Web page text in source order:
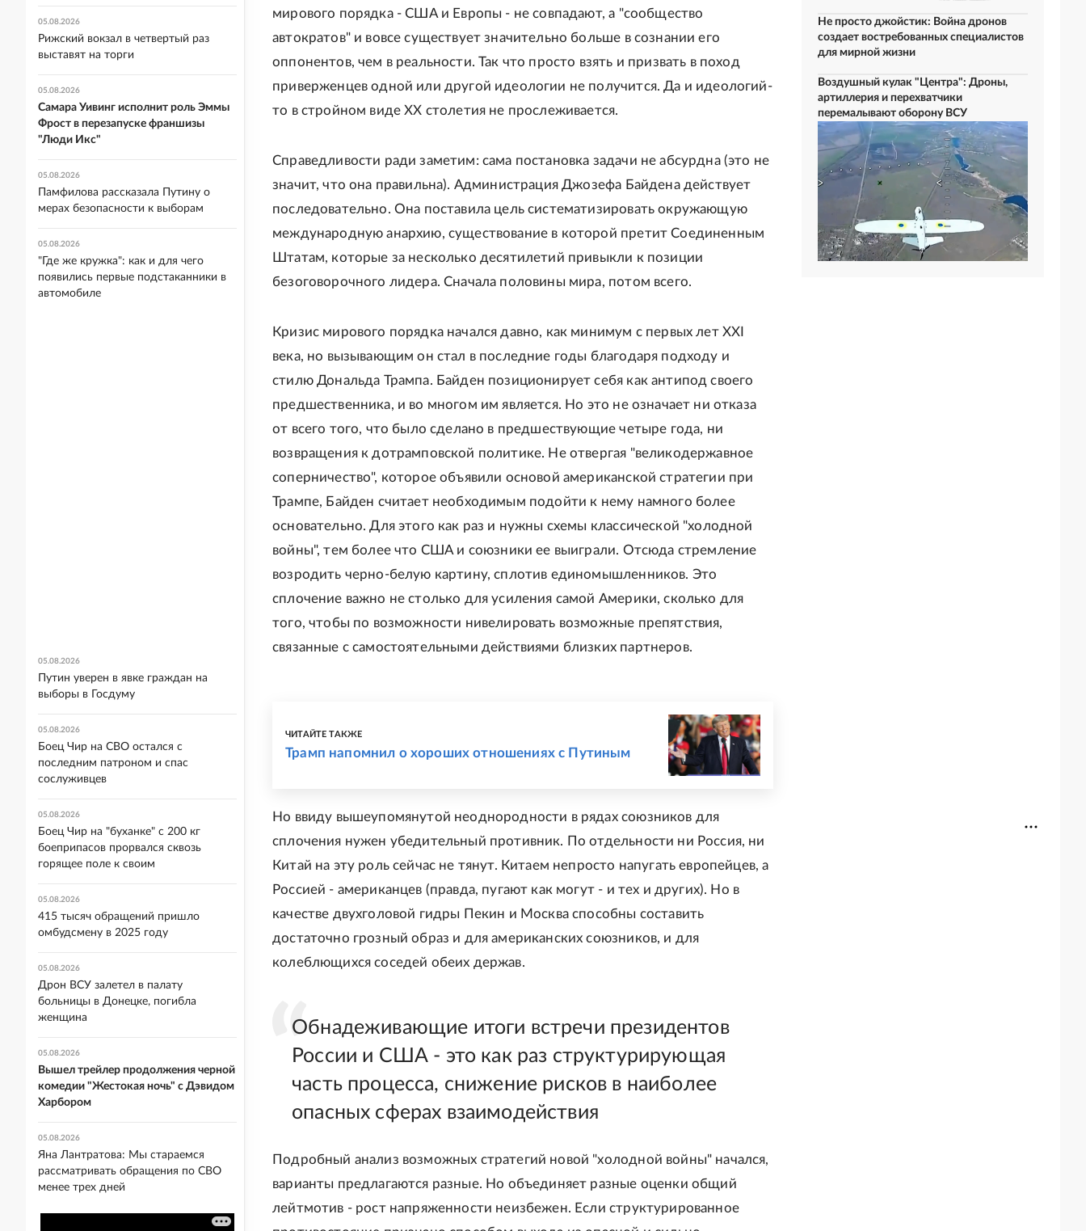
мирового порядка - США и Европы - не совпадают, а "сообщество
автократов" и вовсе существует значительно больше в сознании его
оппонентов, чем в реальности. Так что просто взять и призвать в поход
приверженцев одной или другой идеологии не получится. Да и идеологий-
то в стройном виде ХХ столетия не прослеживается.
Справедливости ради заметим: сама постановка задачи не абсурдна (это не
значит, что она правильна). Администрация Джозефа Байдена действует
последовательно. Она поставила цель систематизировать окружающую
международную анархию, существование в которой претит Соединенным
Штатам, которые за несколько десятилетий привыкли к позиции
безоговорочного лидера. Сначала половины мира, потом всего.
Кризис мирового порядка начался давно, как минимум с первых лет XXI
века, но вызывающим он стал в последние годы благодаря подходу и
стилю Дональда Трампа. Байден позиционирует себя как антипод своего
предшественника, и во многом им является. Но это не означает ни отказа
от всего того, что было сделано в предшествующие четыре года, ни
возвращения к дотрамповской политике. Не отвергая "великодержавное
соперничество", которое объявили основой американской стратегии при
Трампе, Байден считает необходимым подойти к нему намного более
основательно. Для этого как раз и нужны схемы классической "холодной
войны", тем более что США и союзники ее выиграли. Отсюда стремление
возродить черно-белую картину, сплотив единомышленников. Это
сплочение важно не столько для усиления самой Америки, сколько для
того, чтобы по возможности нивелировать возможные препятствия,
связанные с самостоятельными действиями близких партнеров.
ЧИТАЙТЕ ТАКЖЕ
Трамп напомнил о хороших отношениях с Путиным
Но ввиду вышеупомянутой неоднородности в рядах союзников для
сплочения нужен убедительный противник. По отдельности ни Россия, ни
Китай на эту роль сейчас не тянут. Китаем непросто напугать европейцев, а
Россией - американцев (правда, пугают как могут - и тех и других). Но в
качестве двухголовой гидры Пекин и Москва способны составить
достаточно грозный образ и для американских союзников, и для
колеблющихся соседей обеих держав.
Обнадеживающие итоги встречи президентов
России и США - это как раз структурирующая
часть процесса, снижение рисков в наиболее
опасных сферах взаимодействия
Подробный анализ возможных стратегий новой "холодной войны" начался,
варианты предлагаются разные. Но объединяет разные оценки общий
лейтмотив - рост напряженности неизбежен. Если структурированное
Не просто джойстик: Война дронов
создает востребованных специалистов
для мирной жизни
Воздушный кулак "Центра": Дроны,
артиллерия и перехватчики
перемалывают оборону ВСУ
05.08.2026
Рижский вокзал в четвертый раз
выставят на торги
05.08.2026
Самара Уивинг исполнит роль Эммы
Фрост в перезапуске франшизы
"Люди Икс"
05.08.2026
Памфилова рассказала Путину о
мерах безопасности к выборам
05.08.2026
"Где же кружка": как и для чего
появились первые подстаканники в
автомобиле
05.08.2026
Путин уверен в явке граждан на
выборы в Госдуму
05.08.2026
Боец Чир на СВО остался с
последним патроном и спас
сослуживцев
05.08.2026
Боец Чир на "буханке" с 200 кг
боеприпасов прорвался сквозь
горящее поле к своим
05.08.2026
415 тысяч обращений пришло
омбудсмену в 2025 году
05.08.2026
Дрон ВСУ залетел в палату
больницы в Донецке, погибла
женщина
05.08.2026
Вышел трейлер продолжения черной
комедии "Жестокая ночь" с Дэвидом
Харбором
05.08.2026
Яна Лантратова: Мы стараемся
рассматривать обращения по СВО
менее трех дней